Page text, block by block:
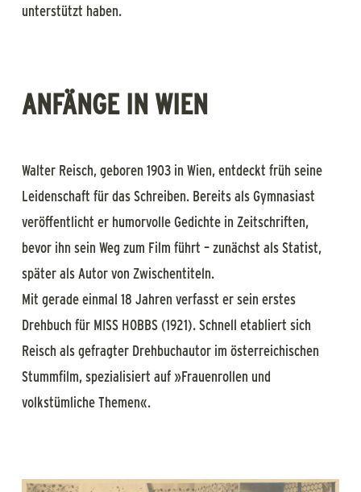
unterstützt haben.
ANFÄNGE IN WIEN
Walter Reisch, geboren 1903 in Wien, entdeckt früh seine
Leidenschaft für das Schreiben. Bereits als Gymnasiast
veröffentlicht er humorvolle Gedichte in Zeitschriften,
bevor ihn sein Weg zum Film führt – zunächst als Statist,
später als Autor von Zwischentiteln.
Mit gerade einmal 18 Jahren verfasst er sein erstes
Drehbuch für MISS HOBBS (1921). Schnell etabliert sich
Reisch als gefragter Drehbuchautor im österreichischen
Stummfilm, spezialisiert auf »Frauenrollen und
volkstümliche Themen«.